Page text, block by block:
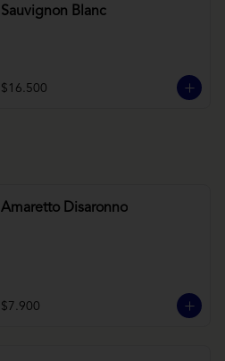
Sauvignon Blanc
$16.500
Amaretto Disaronno
$7.900